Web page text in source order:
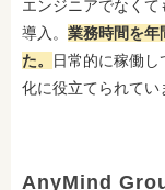
エンジニアでなく
導入。 業務時間を年
た。
日常的に稼働
化に役立てられてい
AnyMind